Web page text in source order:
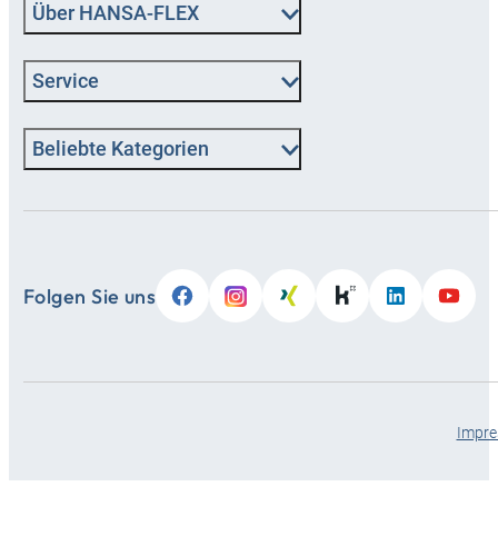
Über HANSA‑FLEX
Service
Beliebte Kategorien
Folgen Sie uns